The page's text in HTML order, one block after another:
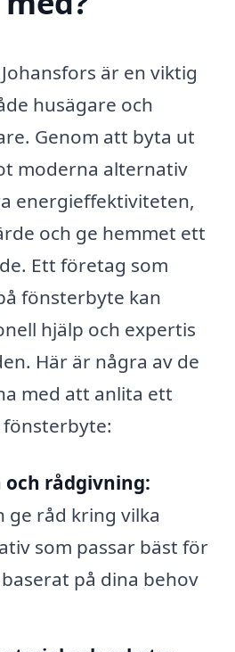
är en viktig
husägare och
Genom att byta ut
moderna alternativ
energieffektiviteten,
och ge hemmet ett
Ett företag som
fönsterbyte kan
hjälp och expertis
Här är några av de
med att anlita ett
rådgivning:
ge råd kring vilka
som passar bäst för
på dina behov